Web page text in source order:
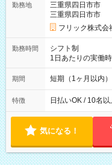
勤務地
三重県四日市市
三重県四日市市
フリック株式会
勤務時間
シフト制
1日あたりの実働
日~2026年10月23
※週3~5日勤務(勤
り ※夜勤シフトあ
期間 短期（1ヶ月以内）
特徴 日払いOK / 10名
気になる！